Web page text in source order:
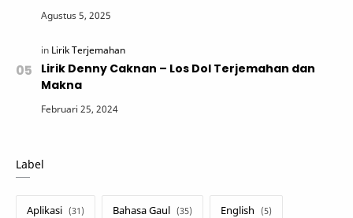
Lirik Denny Caknan – Los Dol Terjemahan dan
Makna
Label
Aplikasi Bahasa Gaul English